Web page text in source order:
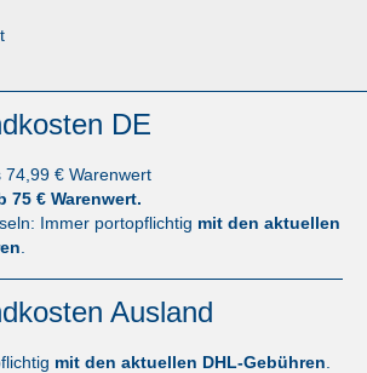
DE
74,99 € Warenwert
75 € Warenwert.
Immer portopflichtig mit den aktuellen
Ausland
mit den aktuellen DHL-Gebühren